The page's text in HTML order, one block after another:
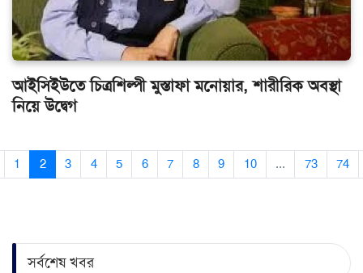
আইসিইউতে চিত্রশিল্পী মুস্তাফা মনোয়ার, শারীরিক অবস্থা
নিয়ে উদ্বেগ
1 2 3 4 5 6 7 8 9 10 ... 73 74
সর্বশেষ খবর